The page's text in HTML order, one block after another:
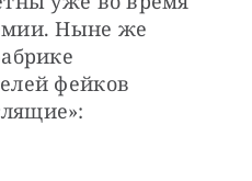
Ныне же
фейков